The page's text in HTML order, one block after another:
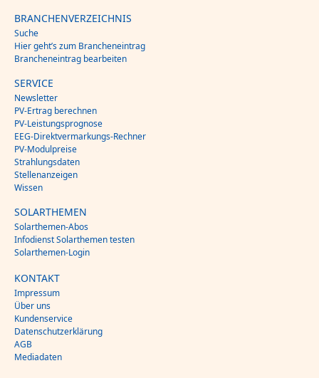
BRANCHENVERZEICHNIS
Suche
Hier geht’s zum Brancheneintrag
Brancheneintrag bearbeiten
SERVICE
Newsletter
PV-Ertrag berechnen
PV-Leistungsprognose
EEG-Direktvermarkungs-Rechner
PV-Modulpreise
Strahlungsdaten
Stellenanzeigen
Wissen
SOLARTHEMEN
Solarthemen-Abos
Infodienst Solarthemen testen
Solarthemen-Login
KONTAKT
Impressum
Über uns
Kundenservice
Datenschutzerklärung
AGB
Mediadaten